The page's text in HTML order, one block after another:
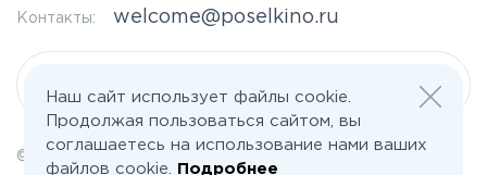
Контакты: welcome@poselkino.ru
© 2026 Все права защищены | poselkino.ru
Наш сайт использует файлы cookie.
Продолжая пользоваться сайтом, вы
соглашаетесь на использование нами ваших
файлов cookie.
Подробнее